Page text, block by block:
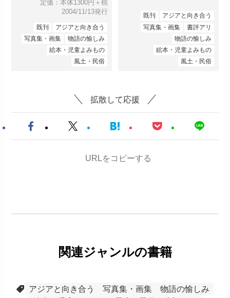
定価：本体1300円＋税
2004/11/13発行
既刊
アジアと向き合う
写真集・画集
物語の愉しみ
絵本・児童よみもの
風土・民俗
既刊
アジアと向き合う
写真集・画集
書評アリ
物語の愉しみ
絵本・児童よみもの
風土・民俗
拡散して応援
URLをコピーする
関連ジャンルの書籍
アジアと向き合う 写真集・画集
物語の愉しみ